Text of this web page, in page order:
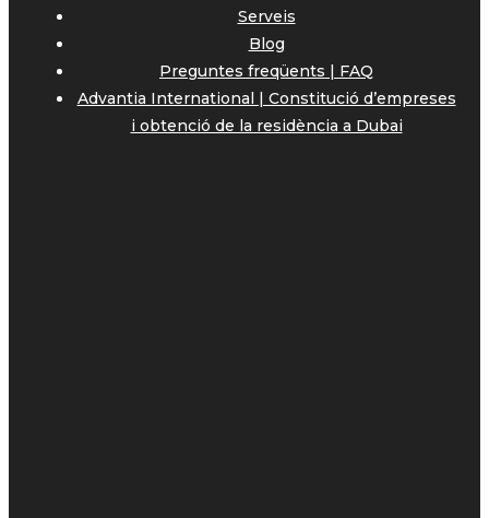
Serveis
Blog
Preguntes freqüents | FAQ
Advantia International | Constitució d’empreses
i obtenció de la residència a Dubai